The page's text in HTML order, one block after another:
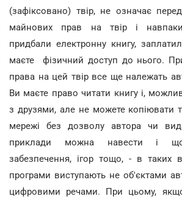
(зафіксовано) твір, не означає
майнових прав на твір і
придбали електронну книгу,
маєте фізичний доступ до нього.
права на цей твір все ще належать
Ви маєте право читати книгу і,
з друзями, але не можете копіювати
мережі без дозволу автора чи
приклади можна навести і
забезпечення, ігор тощо, - в таких
програми виступають не об'єктами
цифровими речами. При цьому,